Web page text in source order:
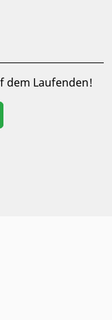
dem Laufenden!